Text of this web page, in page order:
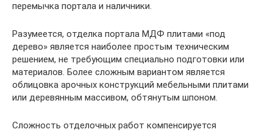
перемычка портала и наличники.
Разумеется, отделка портала МДФ плитами «под
дерево» является наиболее простым техническим
решением, не требующим специально подготовки или
материалов. Более сложным вариантом является
облицовка арочных конструкций мебельными плитами
или деревянным массивом, обтянутым шпоном.
Сложность отделочных работ компенсируется